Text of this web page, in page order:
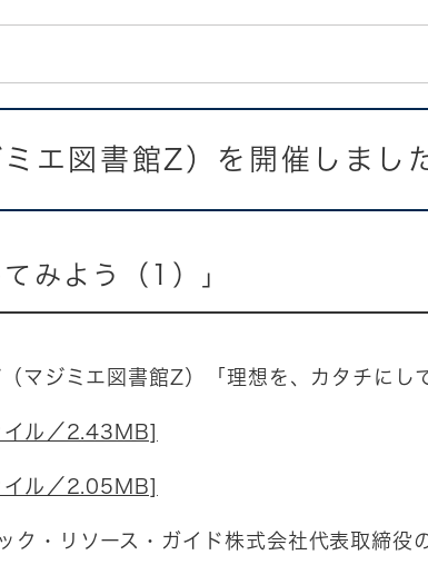
エ図書館Z）を開催しまし
みよう（1）」
マジミエ図書館Z）「理想を、カタチにし
ル／2.43MB]
ル／2.05MB]
・リソース・ガイド株式会社代表取締役